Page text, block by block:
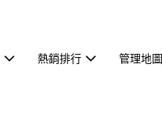
熱銷排行 管理地圖